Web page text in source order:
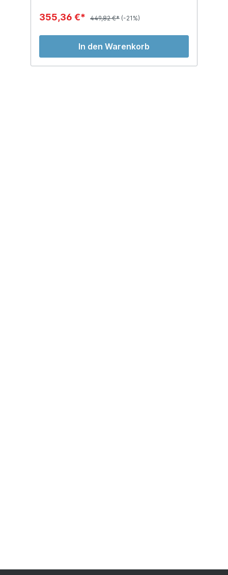
355,36 €* 449,82 €* (-21%)
In den Warenkorb